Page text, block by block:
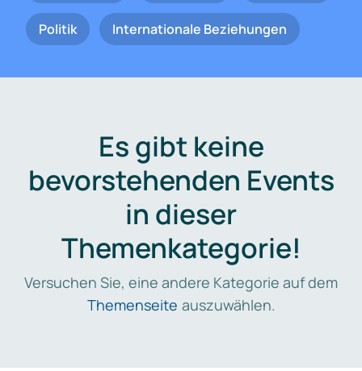
Politik Internationale Beziehungen
Es gibt keine
bevorstehenden Events
in dieser
Themenkategorie!
Versuchen Sie, eine andere Kategorie auf dem
Themenseite auszuwählen.